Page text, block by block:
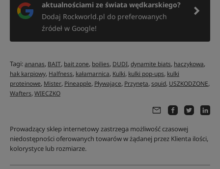
aktualnościami ze świata wędkarskiego?
Dodaj Rockworld.pl do preferowanych
źródeł w Google!
Tagi:ananas, BAIT, bait zone, boilies, DUDI,dynamite biats, haczykowa,
hak karpiowy, Halfness, kałamarnica, Kulki, kulki pop-ups, kulki
proteinowe, Mister, Pineapple, Pływające, Przynęta,squid, USZKODZONE,
Wafters,WIECZKO
Prowadzący sklep internetowy zastrzega możliwość czasowej
niedostępności oferowanych towarów w żądanej przez Klienta ilości,
kolorystyce lub rozmiarze.